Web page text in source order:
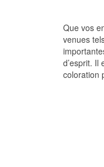
Que vos
venues
d’esprit. Il
coloration